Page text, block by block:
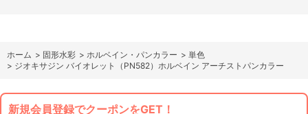
ホーム > 固形水彩 > ホルベイン・パンカラー > 単色
> ジオキサジン バイオレット（PN582）ホルベイン アーチストパンカラー
新規会員登録でクーポンをGET！